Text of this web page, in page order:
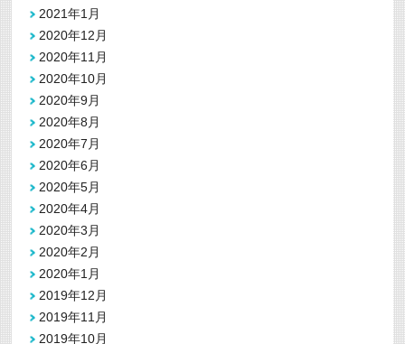
2021年1月
2020年12月
2020年11月
2020年10月
2020年9月
2020年8月
2020年7月
2020年6月
2020年5月
2020年4月
2020年3月
2020年2月
2020年1月
2019年12月
2019年11月
2019年10月